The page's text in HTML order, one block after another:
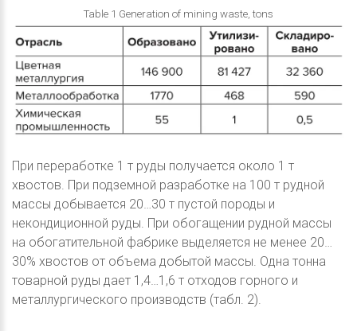
Table 1 Generation of mining waste, tons
При переработке 1 т руды получается около 1 т
хвостов. При подземной разработке на 100 т рудной
массы добывается 20…30 т пустой породы и
некондиционной руды. При обогащении рудной массы
на обогатительной фабрике выделяется не менее 20…
30% хвостов от объема добытой массы. Одна тонна
товарной руды дает 1,4…1,6 т отходов горного и
металлургического производств (табл. 2).